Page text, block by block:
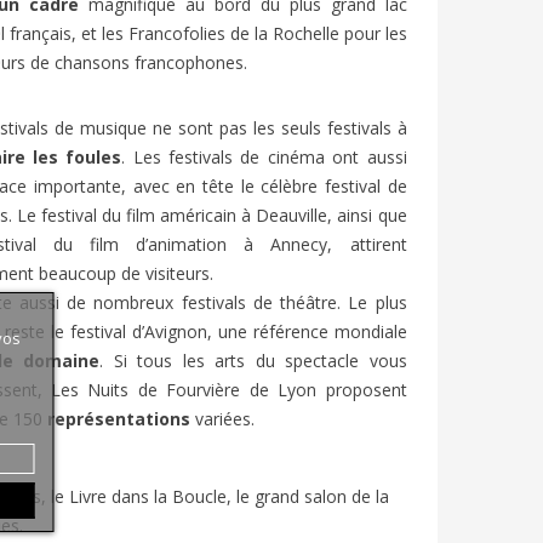
français, et les Francofolies de la Rochelle pour les
de chansons francophones.
de musique ne sont pas les seuls festivals à
les foules. Les festivals de cinéma ont aussi
importante, avec en tête le célèbre festival de
Le festival du film américain à Deauville, ainsi que
du film d’animation à Annecy, attirent
beaucoup de visiteurs.
aussi de nombreux festivals de théâtre. Le plus
le festival d’Avignon, une référence mondiale
le domaine. Si tous les arts du spectacle vous
Les Nuits de Fourvière de Lyon proposent
150 représentations variées.
le Livre dans la Boucle, le grand salon de la